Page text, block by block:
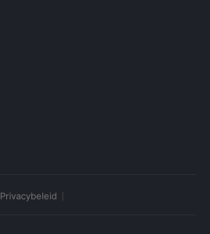
Privacybeleid